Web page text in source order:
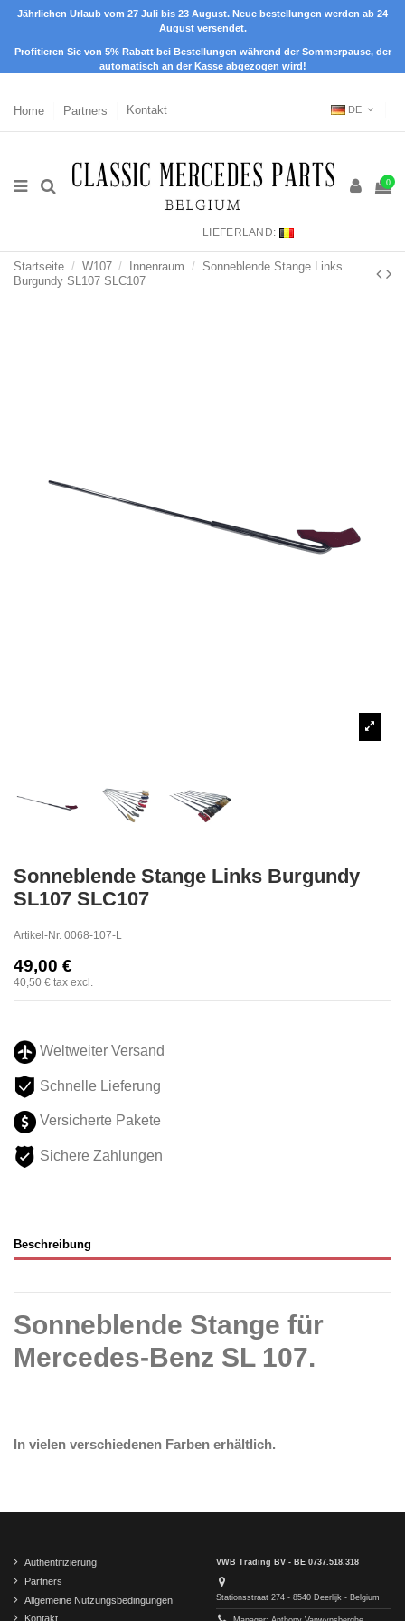
Jährlichen Urlaub vom 27 Juli bis 23 August. Neue bestellungen werden ab 24
August versendet.
Profitieren Sie von 5% Rabatt bei Bestellungen während der Sommerpause, der
automatisch an der Kasse abgezogen wird!
Home Partners Kontakt DE
0
LIEFERLAND:
Startseite W107 Innenraum
Sonneblende Stange Links
Burgundy SL107 SLC107
Sonneblende Stange Links Burgundy
SL107 SLC107
Artikel-Nr. 0068-107-L
49,00 €
40,50 € tax excl.
Weltweiter Versand
Schnelle Lieferung
Versicherte Pakete
Sichere Zahlungen
Beschreibung
Sonneblende Stange für
Mercedes-Benz SL 107.
In vielen verschiedenen Farben erhältlich.
Authentifizierung
Partners
Allgemeine Nutzungsbedingungen
Kontakt
VWB Trading BV - BE 0737.518.318
Stationsstraat 274 - 8540 Deerlijk - Belgium